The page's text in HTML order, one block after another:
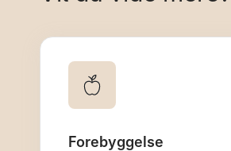
Forebyggelse